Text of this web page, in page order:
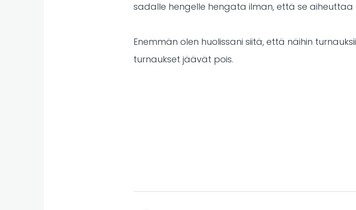
sadalle hengelle hengata ilman, että se aiheuttaa
Enemmän olen huolissani siitä, että näihin
turnaukset jäävät pois.